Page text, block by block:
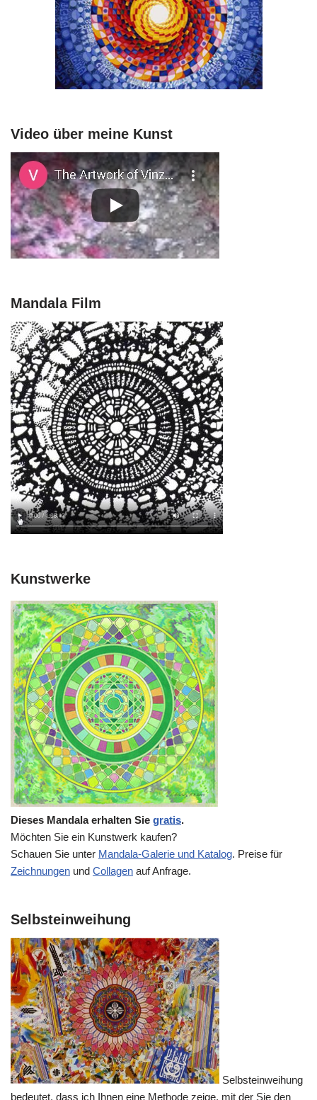
Video über meine Kunst
Mandala Film
Kunstwerke
Dieses Mandala erhalten Sie gratis.
Möchten Sie ein Kunstwerk kaufen?
Schauen Sie unter Mandala-Galerie und Katalog. Preise für
Zeichnungen und Collagen auf Anfrage.
Selbsteinweihung
Selbsteinweihung
bedeutet, dass ich Ihnen eine Methode zeige, mit der Sie den